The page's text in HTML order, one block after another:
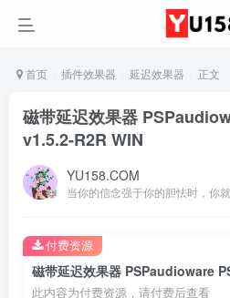
首页 插件效果器 延迟效果器 正文
磁带延迟效果器
v1.5.2-R2R WIN
YU158.COM
磁带延迟效果器 PSPaudioware
此内容为付费资源，请付费后查看
付费资源